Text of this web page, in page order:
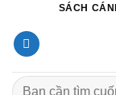
đến
nội
dung
SÁCH
Search